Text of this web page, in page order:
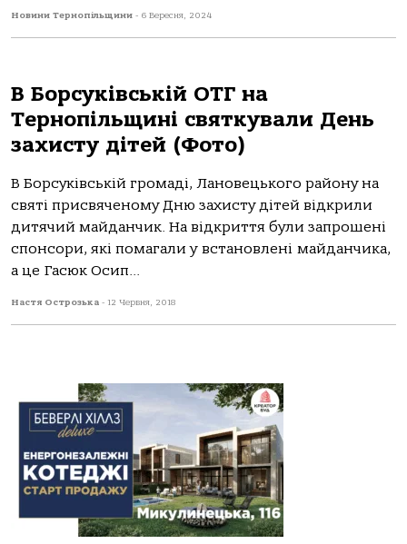
Новини Тернопільщини - 6 Вересня, 2024
В Борсуківській ОТГ на
Тернопільщині святкували День
захисту дітей (Фото)
В Борсуківській громаді, Лановецького району на
святі присвяченому Дню захисту дітей відкрили
дитячий майданчик. На відкриття були запрошені
спонсори, які помагали у встановлені майданчика,
а це Гасюк Осип...
Настя Острозька - 12 Червня, 2018